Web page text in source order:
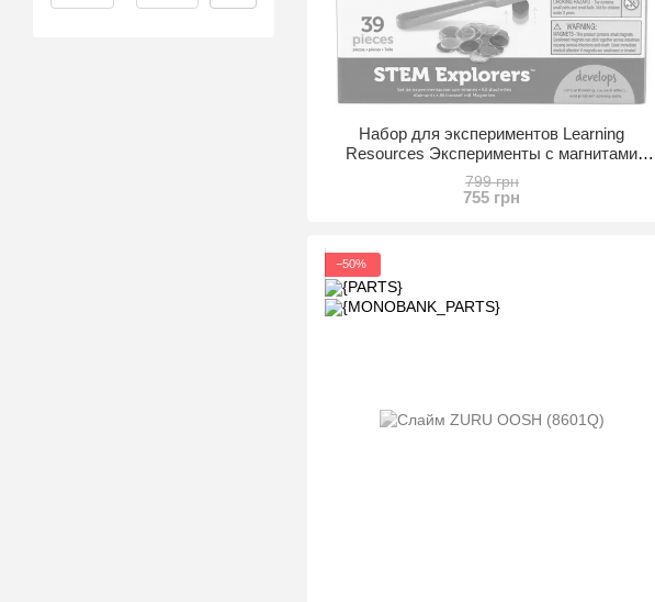
Набор для экспериментов Learning
Resources Эксперименты с магнитами
(LER9295)
799 грн
755 грн
−50%